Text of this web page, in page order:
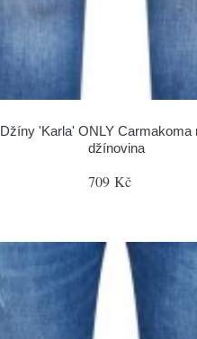
Džíny 'Karla' ONLY Carmakoma
džínovina
709 Kč